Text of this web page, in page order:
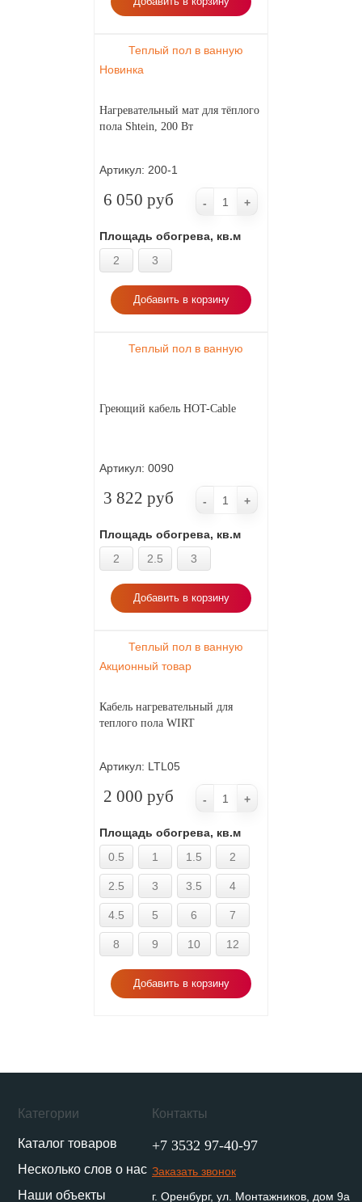
Теплый пол в ванную
Новинка
Нагревательный мат для тёплого
пола Shtein, 200 Вт
Артикул: 200-1
6 050 руб
Площадь обогрева, кв.м
2
3
- +
Добавить в корзину
Теплый пол в ванную
Греющий кабель HOT-Cable
Артикул: 0090
3 822 руб
Площадь обогрева, кв.м
2
2.5 3
- +
Добавить в корзину
Теплый пол в ванную
Акционный товар
Кабель нагревательный для
теплого пола WIRT
Артикул: LTL05
2 000 руб
Площадь обогрева, кв.м
0.5
1 1.5 2
2.5 3 3.5 4
4.5 5 6 7
8 9 10 12
- +
Добавить в корзину
Категории
Каталог товаров
Несколько слов о нас
Наши объекты
Контакты
+7 3532 97-40-97
Заказать звонок
г. Оренбург, ул. Монтажников, дом 9а